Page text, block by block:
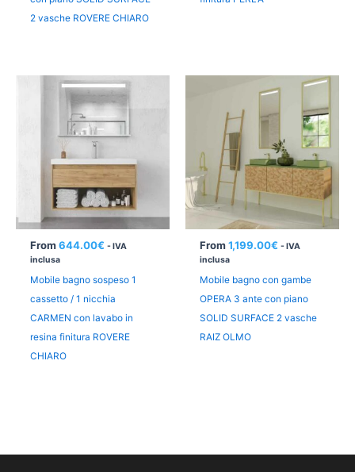
2 vasche ROVERE CHIARO
From 644.00€ - IVA
inclusa
Mobile bagno sospeso 1
cassetto / 1 nicchia
CARMEN con lavabo in
resina finitura ROVERE
CHIARO
From 1,199.00€ - IVA
inclusa
Mobile bagno con gambe
OPERA 3 ante con piano
SOLID SURFACE 2 vasche
RAIZ OLMO